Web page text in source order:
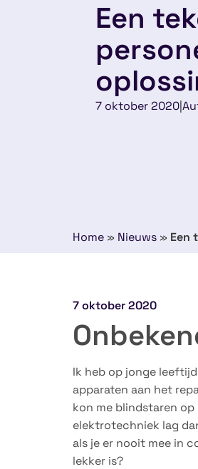
Een
7 oktober 2020|
Home » Nieuws » Een
7 oktober 2020
Ik heb op jonge
apparaten aan het
kon me blindstaren
elektrotechniek lag
als je er nooit mee in
lekker is?